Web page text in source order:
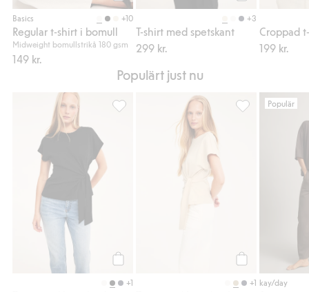
Köp
Basics +10
Regular t-shirt i bomull
Midweight bomullstrikå 180 gsm
149 kr.
+3
T-shirt med spetskant
299 kr.
Croppad
199 kr.
Populärt just nu
+1
Topp med knytdetalj, Lägg till i favoriter
+1
Topp med
Populär
kay/day